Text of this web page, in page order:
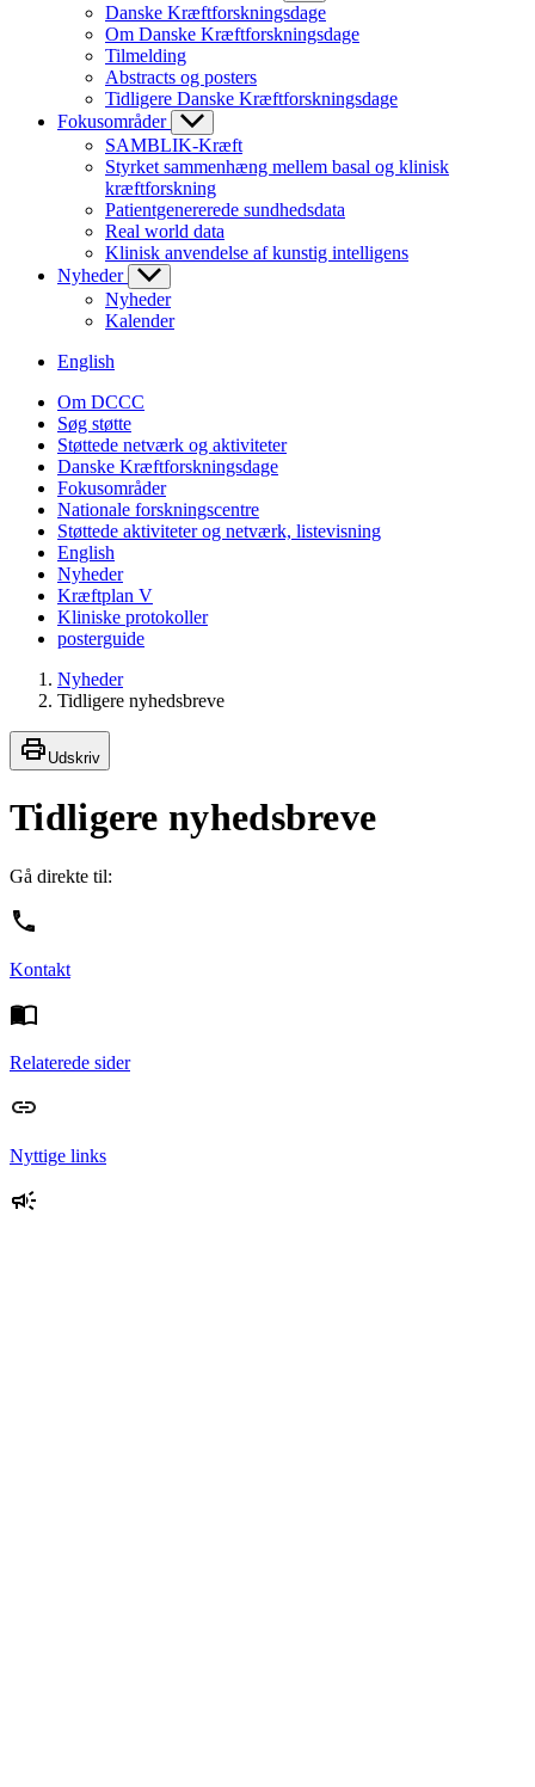
Danske Kræftforskningsdage
Om Danske Kræftforskningsdage
Tilmelding
Abstracts og posters
Tidligere Danske Kræftforskningsdage
Fokusområder
SAMBLIK-Kræft
Styrket sammenhæng mellem basal og klinisk
kræftforskning
Patientgenererede sundhedsdata
Real world data
Klinisk anvendelse af kunstig intelligens
Nyheder
Nyheder
Kalender
English
Om DCCC
Søg støtte
Støttede netværk og aktiviteter
Danske Kræftforskningsdage
Fokusområder
Nationale forskningscentre
Støttede aktiviteter og netværk, listevisning
English
Nyheder
Kræftplan V
Kliniske protokoller
posterguide
Nyheder
Tidligere nyhedsbreve
Udskriv
Tidligere nyhedsbreve
Gå direkte til:
Kontakt
Relaterede sider
Nyttige links